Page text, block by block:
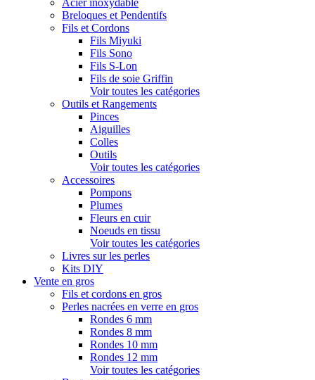
Acier inoxydable
Breloques et Pendentifs
Fils et Cordons
Fils Miyuki
Fils Sono
Fils S-Lon
Fils de soie Griffin
Voir toutes les catégories
Outils et Rangements
Pinces
Aiguilles
Colles
Outils
Voir toutes les catégories
Accessoires
Pompons
Plumes
Fleurs en cuir
Noeuds en tissu
Voir toutes les catégories
Livres sur les perles
Kits DIY
Vente en gros
Fils et cordons en gros
Perles nacrées en verre en gros
Rondes 6 mm
Rondes 8 mm
Rondes 10 mm
Rondes 12 mm
Voir toutes les catégories